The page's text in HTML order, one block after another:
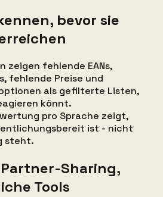
bevor sie
zeigen fehlende EANs,
fehlende Preise und
als gefilterte Listen,
könnt.
pro Sprache zeigt,
ist - nicht
steht.
Sharing,
Tools